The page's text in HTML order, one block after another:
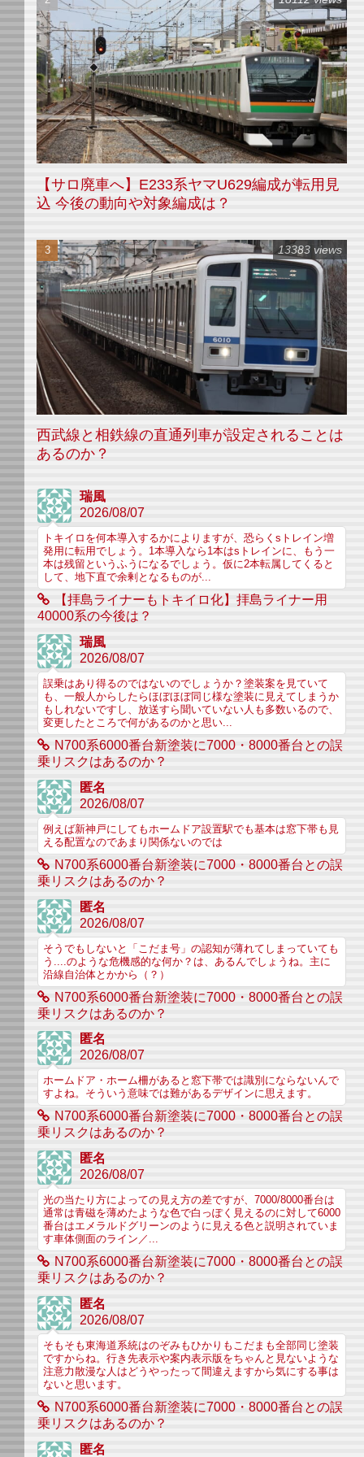
【サロ廃車へ】E233系ヤマU629編成が転用見
込 今後の動向や対象編成は？
西武線と相鉄線の直通列車が設定されることは
あるのか？
13383 views
瑞風
2026/08/07
トキイロを何本導入するかによりますが、恐らくsトレイン増
発用に転用でしょう。1本導入なら1本はsトレインに、もう一
本は残留というふうになるでしょう。仮に2本転属してくると
して、地下直で余剰となるものが...
【拝島ライナーもトキイロ化】拝島ライナー用
40000系の今後は？
瑞風
2026/08/07
誤乗はあり得るのではないのでしょうか？塗装案を見ていて
も、一般人からしたらほぼほぼ同じ様な塗装に見えてしまうか
もしれないですし、放送すら聞いていない人も多数いるので、
変更したところで何があるのかと思い...
N700系6000番台新塗装に7000・8000番台との誤
乗リスクはあるのか？
匿名
2026/08/07
例えば新神戸にしてもホームドア設置駅でも基本は窓下帯も見
える配置なのであまり関係ないのでは
N700系6000番台新塗装に7000・8000番台との誤
乗リスクはあるのか？
匿名
2026/08/07
そうでもしないと「こだま号」の認知が薄れてしまっていても
う....のような危機感的な何か？は、あるんでしょうね。主に
沿線自治体とかから（？）
N700系6000番台新塗装に7000・8000番台との誤
乗リスクはあるのか？
匿名
2026/08/07
ホームドア・ホーム柵があると窓下帯では識別にならないんで
すよね。そういう意味では難があるデザインに思えます。
N700系6000番台新塗装に7000・8000番台との誤
乗リスクはあるのか？
匿名
2026/08/07
光の当たり方によっての見え方の差ですが、7000/8000番台は
通常は青磁を薄めたような色で白っぽく見えるのに対して6000
番台はエメラルドグリーンのように見える色と説明されていま
す車体側面のライン／...
N700系6000番台新塗装に7000・8000番台との誤
乗リスクはあるのか？
匿名
2026/08/07
そもそも東海道系統はのぞみもひかりもこだまも全部同じ塗装
ですからね。行き先表示や案内表示版をちゃんと見ないような
注意力散漫な人はどうやったって間違えますから気にする事は
ないと思います。
N700系6000番台新塗装に7000・8000番台との誤
乗リスクはあるのか？
匿名